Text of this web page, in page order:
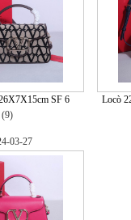
SF 6
(9)
Locò
03-27